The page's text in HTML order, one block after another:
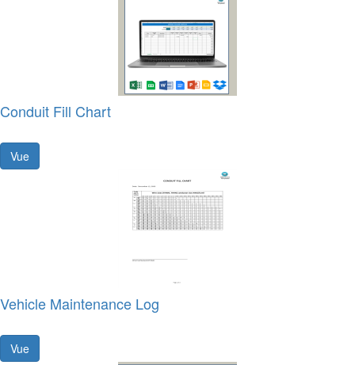
Conduit Fill Chart
Vue
Vehicle Maintenance Log
Vue